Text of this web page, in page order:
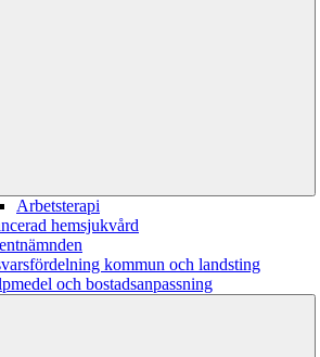
Arbetsterapi
hemsjukvård
kommun och landsting
och bostadsanpassning